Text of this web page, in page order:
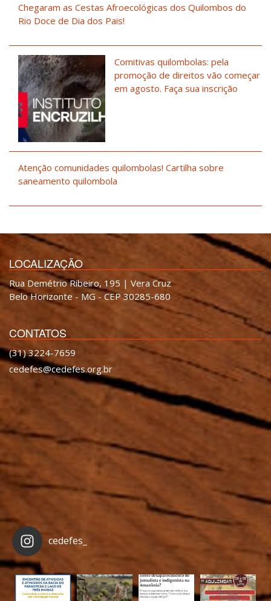
Chegaram as Cestas Afroecológicas dos Quilombos do
Rio Doce de Dia dos Pais!
Comitivas quilombolas: pela
promoção de direitos vão começar
em agosto. Faça sua inscrição
Atenção comunidades quilombolas! Cartilha sobre
saneamento quilombola
LOCALIZAÇÃO
Rua Demétrio Ribeiro, 195 | Vera Cruz
Belo Horizonte - MG - CEP 30285-680
CONTATOS
(31) 3224-7659
cedefes@cedefes.org.br
cedefes_